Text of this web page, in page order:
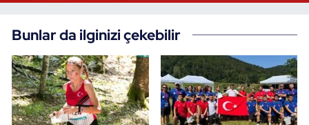
Bunlar da ilginizi çekebilir